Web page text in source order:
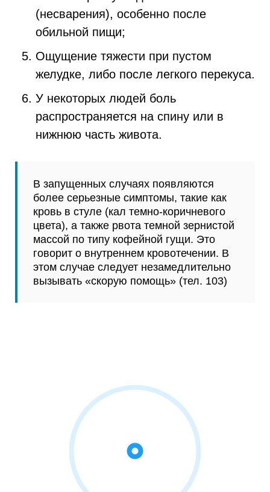
(несварения), особенно после
обильной пищи;
Ощущение тяжести при пустом
желудке, либо после легкого перекуса.
У некоторых людей боль
распространяется на спину или в
нижнюю часть живота.
В запущенных случаях появляются
более серьезные симптомы, такие как
кровь в стуле (кал темно-коричневого
цвета), а также рвота темной зернистой
массой по типу кофейной гущи. Это
говорит о внутреннем кровотечении. В
этом случае следует незамедлительно
вызывать «скорую помощь» (тел. 103)